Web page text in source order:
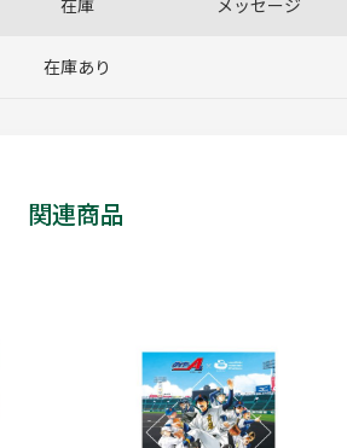
在庫 メッセージ
在庫あり
関連商品